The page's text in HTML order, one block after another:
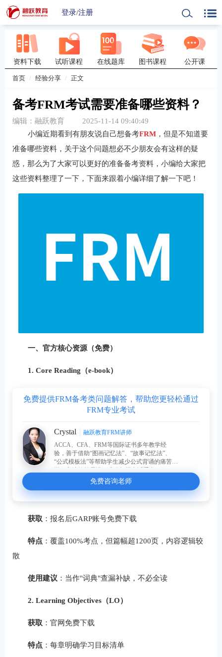
登录/注册
资料下载 试听课程 在线题库 图书课程 公开课
首页 经验分享 正文
备考FRM考试需要准备哪些资料？
编辑：融跃教育
2025-11-14 09:40:49
小编近期看到有朋友说自己想备考FRM，但是不知道要
准备哪些资料，关于这个问题想必不少朋友会有这样的疑
惑，那么为了大家可以更好的准备备考资料，小编给大家把
这些资料整理了一下，下面来跟着小编详细了解一下吧！
一、官方核心资源（免费）
1. Core Reading（e-book）
免费提供FRM备考类问题解答，帮助您更轻松通过
FRM专业考试
Crystal
融跃教育FRM讲师
ACCA、CFA、FRM等国际证书多年教学经
验，善于借助“图画记忆法”、“故事记忆法”、
“公式模板法”等帮助学生减少公式背诵的痛苦。
免费咨询老师
获取 ：报名后GARP账号免费下载
特点：覆盖100%考点，但篇幅超1200页，内容逻辑较
散
使用建议 ：当作"词典"查漏补缺，不必全读
2. Learning Objectives（LO）
获取 ：官网免费下载
特点：每章明确学习目标清单